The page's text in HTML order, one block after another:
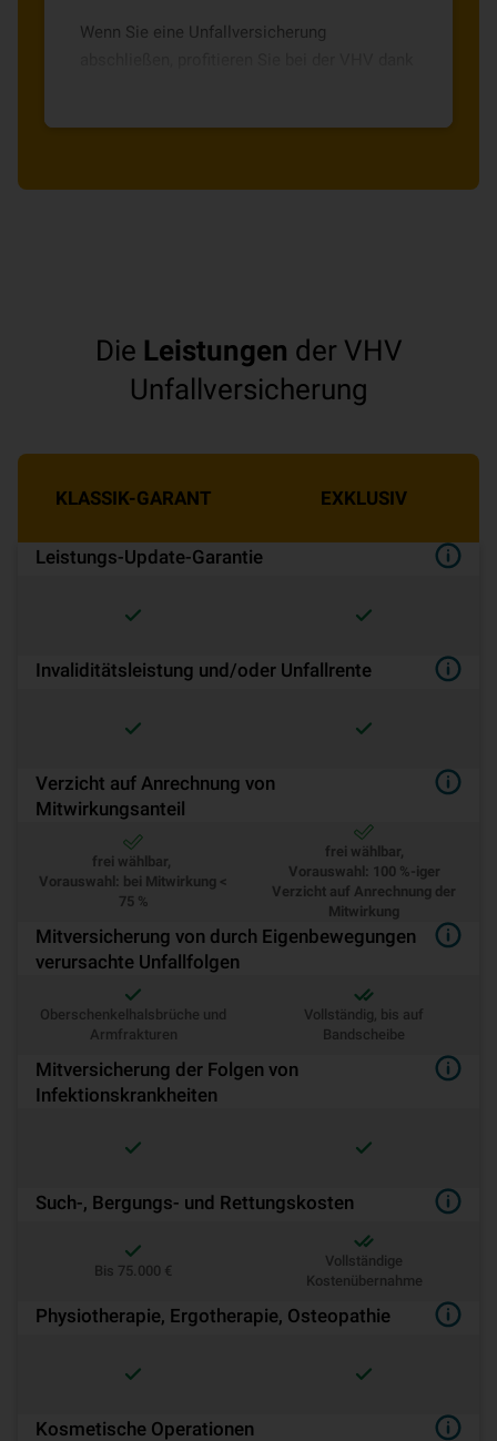
Wenn Sie eine Unfallversicherung
Die Leistungen der VHV
Unfallversicherung
KLASSIK-GARANT EXKLUSIV
Leistungs-Update-Garantie
Invaliditätsleistung und/oder Unfallrente
Verzicht auf Anrechnung von
Mitwirkungsanteil
frei wählbar,
Vorauswahl: bei Mitwirkung <
75 %
frei wählbar,
Vorauswahl: 100 %-iger
Verzicht auf Anrechnung der
Mitwirkung
Mitversicherung von durch Eigenbewegungen
verursachte Unfallfolgen
Oberschenkelhalsbrüche und
Armfrakturen
Vollständig, bis auf
Bandscheibe
Mitversicherung der Folgen von
Infektionskrankheiten
Such-, Bergungs- und Rettungskosten
Bis 75.000 €
Vollständige
Kostenübernahme
Physiotherapie, Ergotherapie, Osteopathie
Kosmetische Operationen